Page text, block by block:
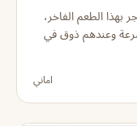
بهذا الطعم الفاخر،
وعندهم ذوق في
اماني